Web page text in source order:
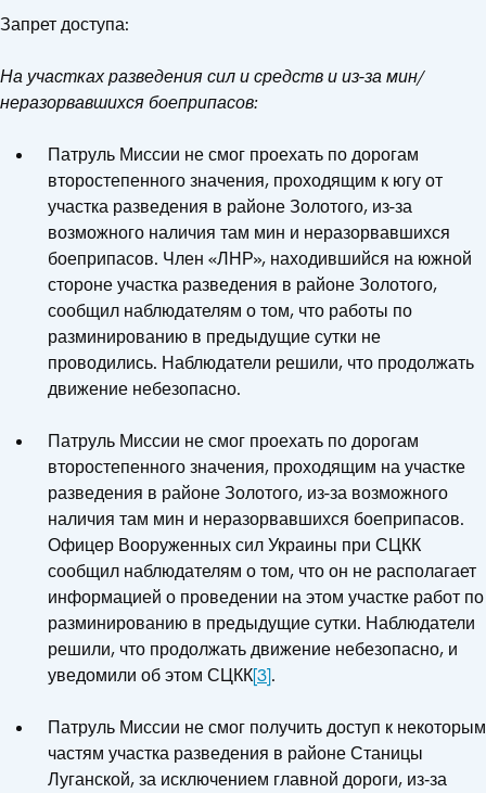
Запрет доступа:
На участках разведения сил и средств и из-за мин/
неразорвавшихся боеприпасов:
Патруль Миссии не смог проехать по дорогам
второстепенного значения, проходящим к югу от
участка разведения в районе Золотого, из-за
возможного наличия там мин и неразорвавшихся
боеприпасов. Член «ЛНР», находившийся на южной
стороне участка разведения в районе Золотого,
сообщил наблюдателям о том, что работы по
разминированию в предыдущие сутки не
проводились. Наблюдатели решили, что продолжать
движение небезопасно.
Патруль Миссии не смог проехать по дорогам
второстепенного значения, проходящим на участке
разведения в районе Золотого, из-за возможного
наличия там мин и неразорвавшихся боеприпасов.
Офицер Вооруженных сил Украины при СЦКК
сообщил наблюдателям о том, что он не располагает
информацией о проведении на этом участке работ по
разминированию в предыдущие сутки. Наблюдатели
решили, что продолжать движение небезопасно, и
уведомили об этом СЦКК[3].
Патруль Миссии не смог получить доступ к некоторым
частям участка разведения в районе Станицы
Луганской, за исключением главной дороги, из‑за